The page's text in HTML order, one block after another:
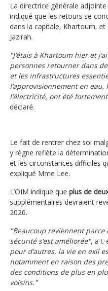
La directrice générale adjointe
indiqué que les retours se
dans la capitale, Khartoum, et
Jazirah.
"J’étais à Khartoum hier et
personnes retourner dans
et les infrastructures
l’approvisionnement en eau,
l’électricité, ont été
déclaré.
Le fait de rentrer chez soi
y règne reflète la
et les circonstances difficiles
expliqué Mme Lee.
L’OIM indique que plus de
supplémentaires devraient
2026.
"Beaucoup reviennent parce
sécurité s’est améliorée", a-t-
pour d’autres, la vie en exil
notamment en raison des
des conditions de plus en
voisins."